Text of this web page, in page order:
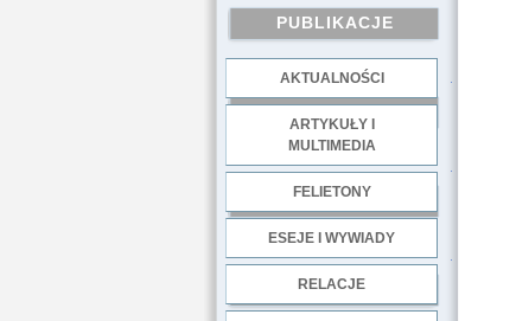
PUBLIKACJE
AKTUALNOŚCI
ARTYKUŁY I
MULTIMEDIA
FELIETONY
ESEJE I WYWIADY
RELACJE